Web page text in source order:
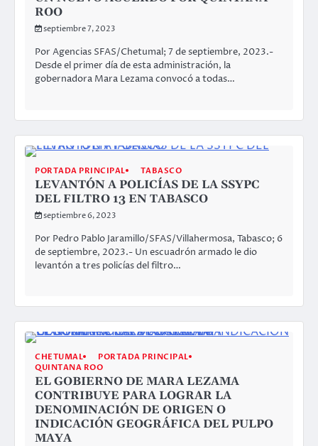
ROO
septiembre 7, 2023
Por Agencias SFAS/Chetumal; 7 de septiembre, 2023.-
Desde el primer día de esta administración, la
gobernadora Mara Lezama convocó a todas…
PORTADA PRINCIPAL TABASCO
LEVANTÓN A POLICÍAS DE LA SSYPC
DEL FILTRO 13 EN TABASCO
septiembre 6, 2023
Por Pedro Pablo Jaramillo/SFAS/Villahermosa, Tabasco; 6
de septiembre, 2023.- Un escuadrón armado le dio
levantón a tres policías del filtro…
CHETUMAL
PORTADA PRINCIPAL
QUINTANA ROO
EL GOBIERNO DE MARA LEZAMA
CONTRIBUYE PARA LOGRAR LA
DENOMINACIÓN DE ORIGEN O
INDICACIÓN GEOGRÁFICA DEL PULPO
MAYA